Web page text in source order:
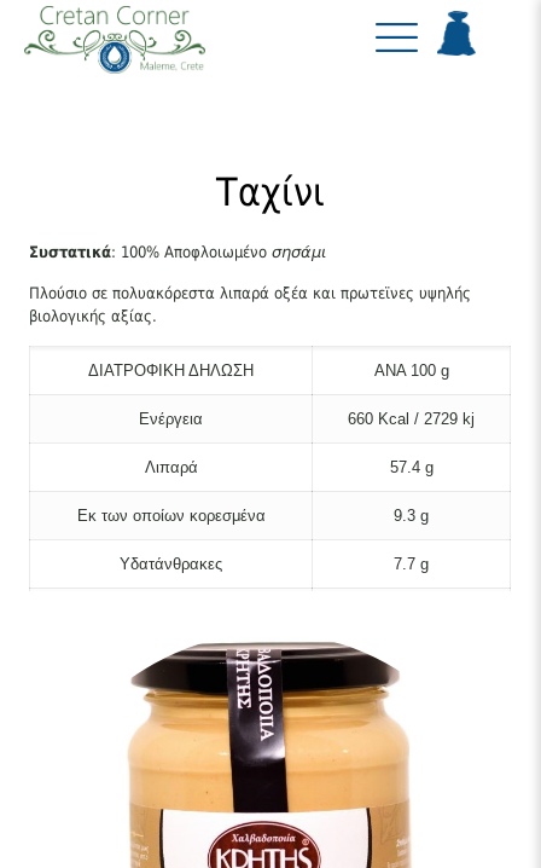
Ταχίνι
Συστατικά: 100% Αποφλοιωμένοσησάμι
Πλούσιο σε πολυακόρεστα λιπαρά οξέα και πρωτεϊνες υψηλής
βιολογικής αξίας.
ΔΙΑΤΡΟΦΙΚΗ ΔΗΛΩΣΗ ΑΝΑ 100 g
Ενέργεια 660 Kcal / 2729 kj
Λιπαρά 57.4 g
Εκ των οποίων κορεσμένα 9.3 g
Υδατάνθρακες 7.7 g
Εδώδιμες ίνες
Πρωτεϊνή
Συντηρείται έως την ημερομηνία λήξεώς του σε
μέρος δροσερό και ξηρό.